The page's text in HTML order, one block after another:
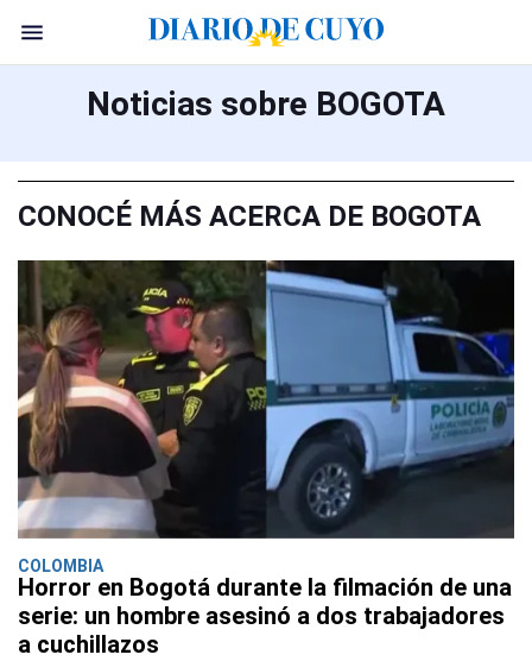
Noticias sobre BOGOTA
CONOCÉ MÁS ACERCA DE BOGOTA
COLOMBIA
Horror en Bogotá durante la filmación de una
serie: un hombre asesinó a dos trabajadores
a cuchillazos